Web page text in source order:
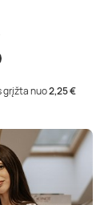
grįžta nuo2,25 €